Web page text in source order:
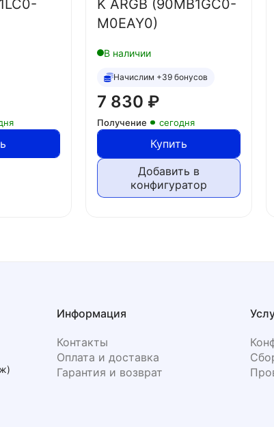
K ARGB (90MB1GC0-
M0EAY0)
В наличии
Начислим +39 бонусов
7 830 ₽
Получение сегодня
Купить
Добавить в
конфигуратор
Информация
Контакты
Оплата и доставка
Гарантия и возврат